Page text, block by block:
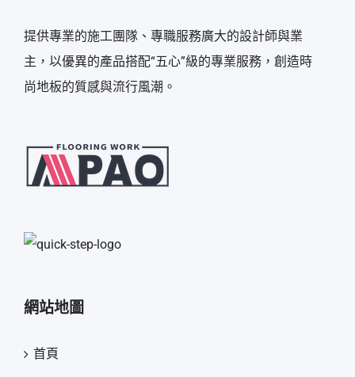
提供專業的施工團隊、專職服務廣大的設計師與業
主，以優異的產品搭配“五心”級的專業服務，創造時
尚地板的質感與流行風潮。
網站地圖
首頁